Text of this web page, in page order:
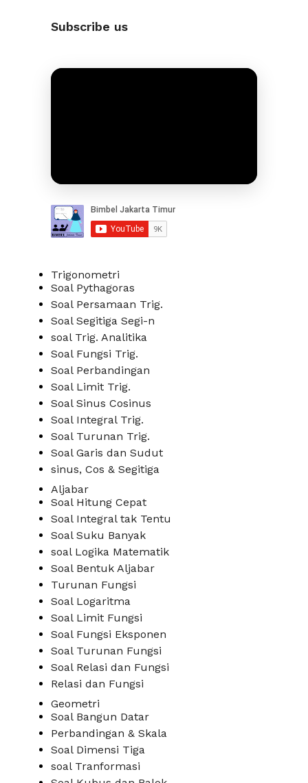
Subscribe us
Trigonometri
Soal Pythagoras
Soal Persamaan Trig.
Soal Segitiga Segi-n
soal Trig. Analitika
Soal Fungsi Trig.
Soal Perbandingan
Soal Limit Trig.
Soal Sinus Cosinus
Soal Integral Trig.
Soal Turunan Trig.
Soal Garis dan Sudut
sinus, Cos & Segitiga
Aljabar
Soal Hitung Cepat
Soal Integral tak Tentu
Soal Suku Banyak
soal Logika Matematik
Soal Bentuk Aljabar
Turunan Fungsi
Soal Logaritma
Soal Limit Fungsi
Soal Fungsi Eksponen
Soal Turunan Fungsi
Soal Relasi dan Fungsi
Relasi dan Fungsi
Geometri
Soal Bangun Datar
Perbandingan & Skala
Soal Dimensi Tiga
soal Tranformasi